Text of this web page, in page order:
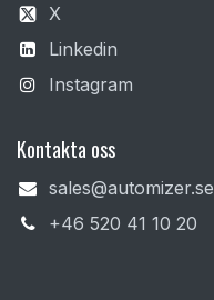
X
Linkedin
Instagram
Kontakta oss
sales@automizer.se
+4​6 520 41 10 20​